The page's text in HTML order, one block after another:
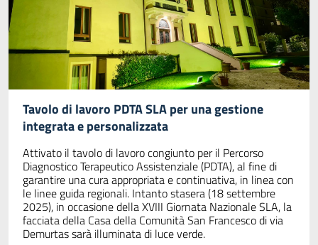
Tavolo di lavoro PDTA SLA per una gestione
integrata e personalizzata
Attivato il tavolo di lavoro congiunto per il Percorso
Diagnostico Terapeutico Assistenziale (PDTA), al fine di
garantire una cura appropriata e continuativa, in linea con
le linee guida regionali. Intanto stasera (18 settembre
2025), in occasione della XVIII Giornata Nazionale SLA, la
facciata della Casa della Comunità San Francesco di via
Demurtas sarà illuminata di luce verde.